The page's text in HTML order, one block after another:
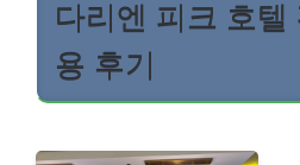
다리엔 피크 호텔
용 후기